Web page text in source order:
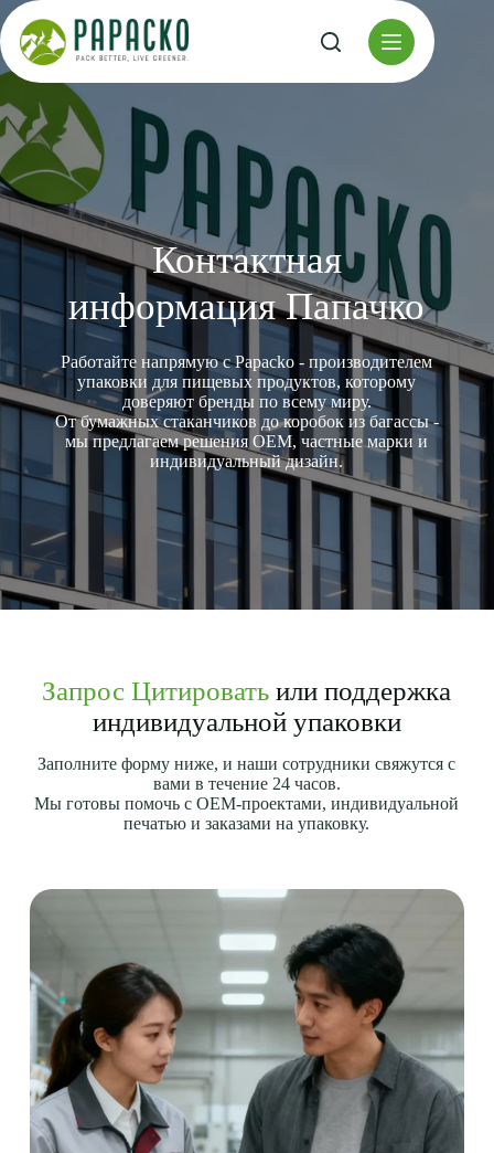
Перейти
к
содержанию
Контактная
информация Папачко
Работайте напрямую с Papacko - производителем
упаковки для пищевых продуктов, которому
доверяют бренды по всему миру.
От бумажных стаканчиков до коробок из багассы -
мы предлагаем решения OEM, частные марки и
индивидуальный дизайн.
Запрос Цитировать или поддержка
индивидуальной упаковки
Заполните форму ниже, и наши сотрудники свяжутся с
вами в течение 24 часов.
Мы готовы помочь с OEM-проектами, индивидуальной
печатью и заказами на упаковку.